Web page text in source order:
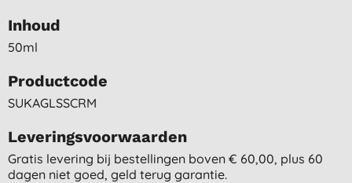
Inhoud
50ml
Productcode
SUKAGLSSCRM
Leveringsvoorwaarden
Gratis levering bij bestellingen boven € 60,00, plus 60
dagen niet goed, geld terug garantie.